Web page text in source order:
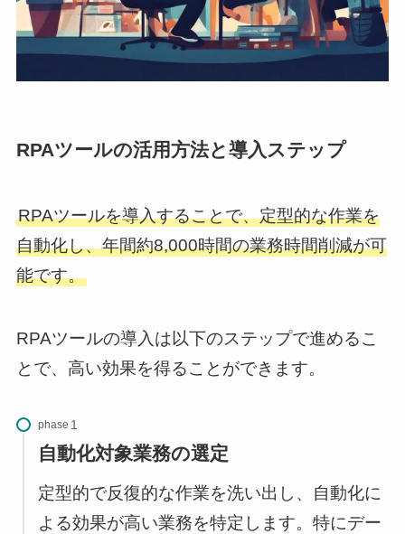
RPAツールの活用方法と導入ステップ
RPAツールを導入することで、定型的な作業を
自動化し、年間約8,000時間の業務時間削減が可
能です。
RPAツールの導入は以下のステップで進めるこ
とで、高い効果を得ることができます。
phase
自動化対象業務の選定
定型的で反復的な作業を洗い出し、自動化に
よる効果が高い業務を特定します。特にデー